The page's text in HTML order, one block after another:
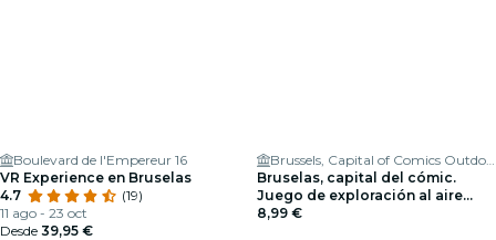
Boulevard de l'Empereur 16
VR Experience en Bruselas
4.7
(19)
11 ago - 23 oct
Desde 39,95 €
Brussels, Capital of Comics Outdoor Exploration Game
Bruselas, capital del cómic.
Juego de exploración al aire
libre
8,99 €